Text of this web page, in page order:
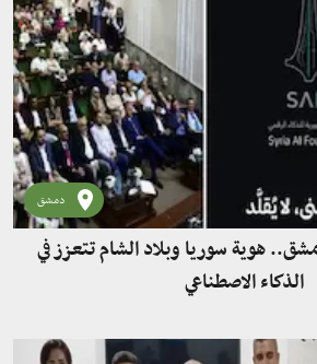
دمشق
هوية سوريا وبلاد الشام تتعزز في
الذكاء الاصطناعي